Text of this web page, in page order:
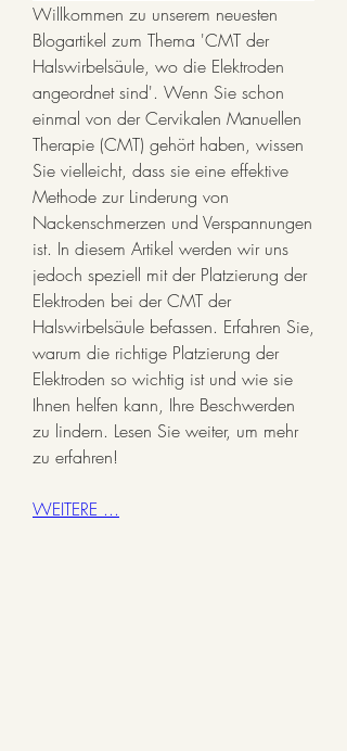
Willkommen zu unserem neuesten
Blogartikel zum Thema 'CMT der
Halswirbelsäule, wo die Elektroden
angeordnet sind'. Wenn Sie schon
einmal von der Cervikalen Manuellen
Therapie (CMT) gehört haben, wissen
Sie vielleicht, dass sie eine effektive
Methode zur Linderung von
Nackenschmerzen und Verspannungen
ist. In diesem Artikel werden wir uns
jedoch speziell mit der Platzierung der
Elektroden bei der CMT der
Halswirbelsäule befassen. Erfahren Sie,
warum die richtige Platzierung der
Elektroden so wichtig ist und wie sie
Ihnen helfen kann, Ihre Beschwerden
zu lindern. Lesen Sie weiter, um mehr
zu erfahren!
WEITERE ...